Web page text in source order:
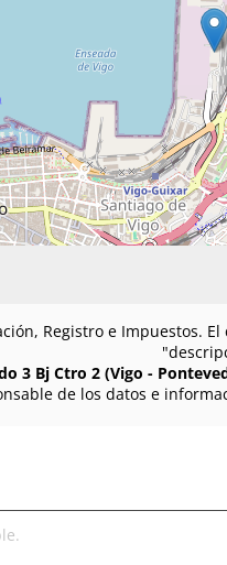
Registro e Impuestos.
3 Bj Ctro 2 (Vigo -
de los datos e